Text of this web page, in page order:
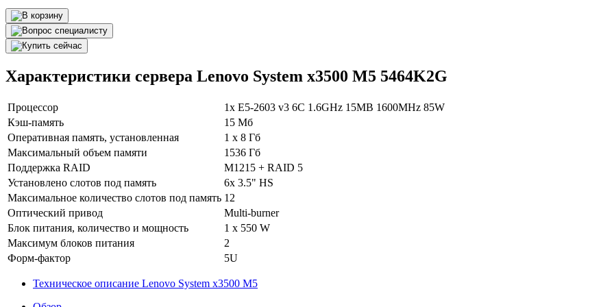
Характеристики сервера Lenovo System x3500 M5 5464K2G
Процессор
1x E5-2603 v3 6C 1.6GHz 15MB 1600MHz 85W
Кэш-память
15 Мб
Оперативная память, установленная
1 х 8 Гб
Максимальный объем памяти
1536 Гб
Поддержка RAID
M1215 + RAID 5
Установлено слотов под память
6x 3.5" HS
Максимальное количество слотов под память 12
Оптический привод
Multi-burner
Блок питания, количество и мощность
1 x 550 W
Максимум блоков питания
2
Форм-фактор
5U
Техническое описание Lenovo System x3500 M5